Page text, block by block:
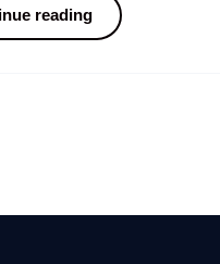
reading